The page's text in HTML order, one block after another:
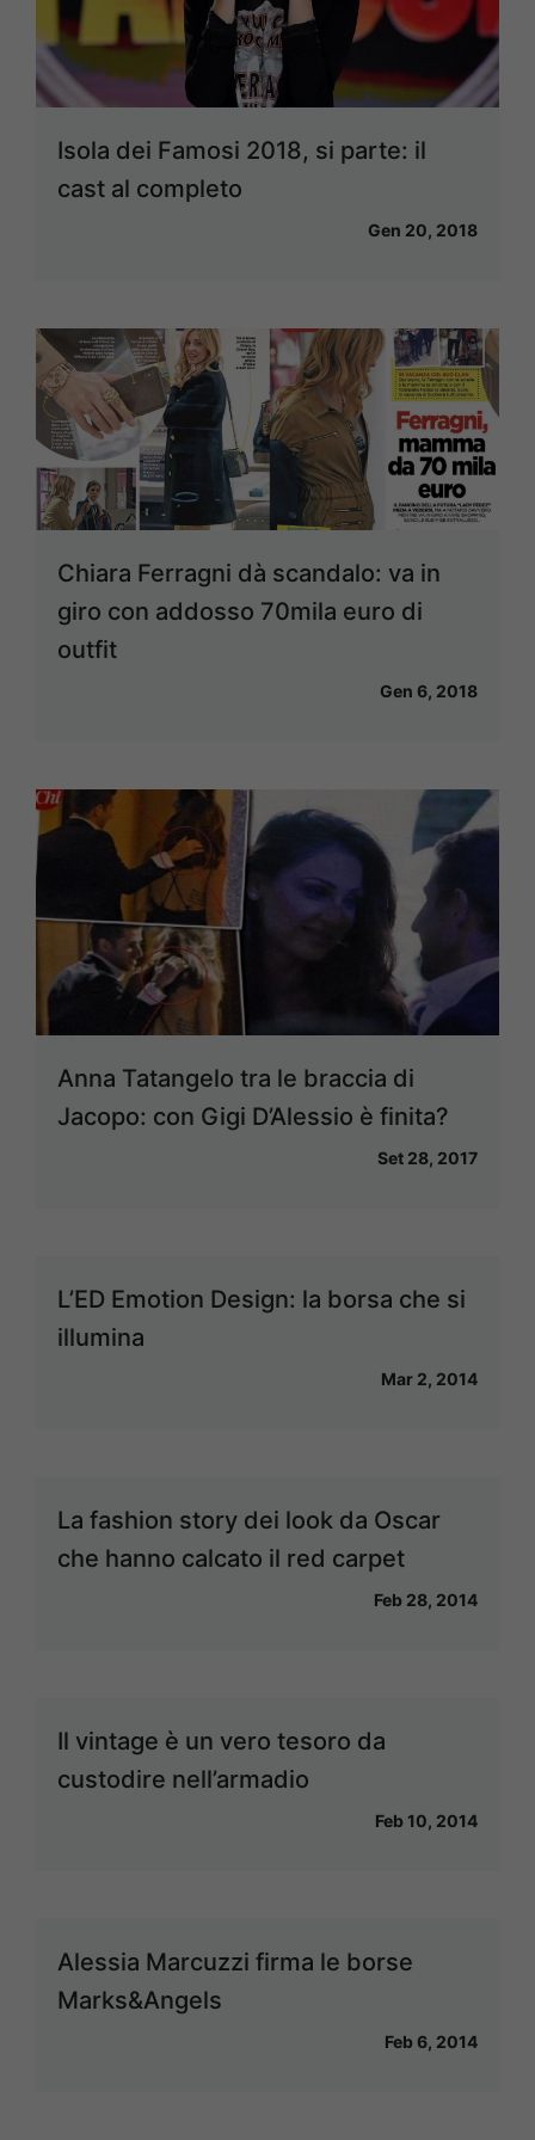
Isola dei Famosi 2018, si parte: il
cast al completo
Gen 20, 2018
Chiara Ferragni dà scandalo: va in
giro con addosso 70mila euro di
outfit
Gen 6, 2018
Anna Tatangelo tra le braccia di
Jacopo: con Gigi D’Alessio è finita?
Set 28, 2017
L’ED Emotion Design: la borsa che si
illumina
Mar 2, 2014
La fashion story dei look da Oscar
che hanno calcato il red carpet
Feb 28, 2014
Il vintage è un vero tesoro da
custodire nell’armadio
Feb 10, 2014
Alessia Marcuzzi firma le borse
Marks&Angels
Feb 6, 2014